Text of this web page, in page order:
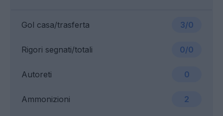
Gol casa/trasferta 3/0
Ammonizioni 2
Rigori segnati/totali 0/0
Autoreti 0